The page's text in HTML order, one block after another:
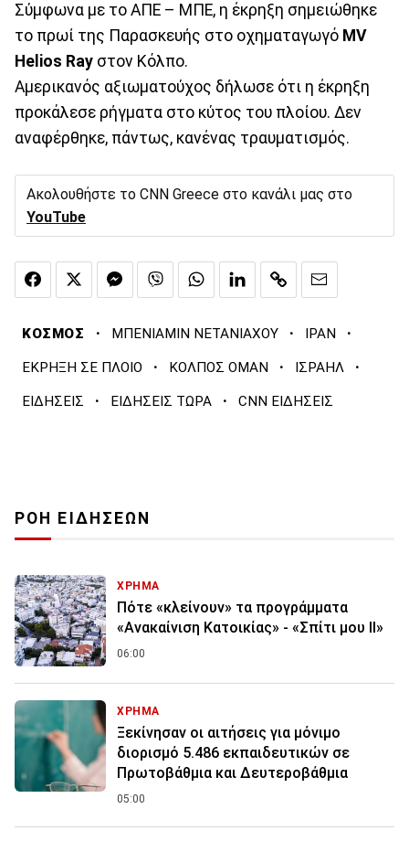
Σύμφωνα με το ΑΠΕ – ΜΠΕ, η έκρηξη σημειώθηκε
το πρωί της Παρασκευής στο οχηματαγωγό MV
Helios Ray στον Κόλπο.
Αμερικανός αξιωματούχος δήλωσε ότι η έκρηξη
προκάλεσε ρήγματα στο κύτος του πλοίου. Δεν
αναφέρθηκε, πάντως, κανένας τραυματισμός.
Ακολουθήστε το CNN Greece στο κανάλι μας στο
YouTube
ΚΟΣΜΟΣ · ΜΠΕΝΙΑΜΙΝ ΝΕΤΑΝΙΑΧΟΥ · ΙΡΑΝ ·
ΕΚΡΗΞΗ ΣΕ ΠΛΟΙΟ · ΚΟΛΠΟΣ ΟΜΑΝ · ΙΣΡΑΗΛ ·
ΕΙΔΗΣΕΙΣ · ΕΙΔΗΣΕΙΣ ΤΩΡΑ · CNN ΕΙΔΗΣΕΙΣ
ΡΟΗ ΕΙΔΗΣΕΩΝ
ΧΡΗΜΑ
Πότε «κλείνουν» τα προγράμματα
«Ανακαίνιση Κατοικίας» - «Σπίτι μου ΙΙ»
06:00
ΧΡΗΜΑ
Ξεκίνησαν οι αιτήσεις για μόνιμο
διορισμό 5.486 εκπαιδευτικών σε
Πρωτοβάθμια και Δευτεροβάθμια
05:00